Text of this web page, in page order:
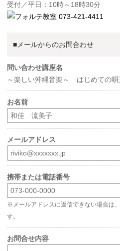
受付／平日：10時～18時30分
■メールからのお問合わせ
問い合わせ講座名
～楽しい沖縄音楽～ はじめての唄
お名前
メールアドレス
携帯または電話番号
※メールアドレスに返信できない場合は
す。
お問合せ内容